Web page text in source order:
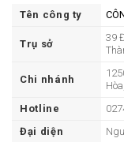
Tên công ty
Trụ sở
39
Chi nhánh
Hotline
Đại diện